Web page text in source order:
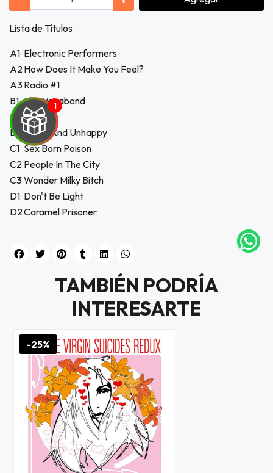
Lista de Títulos
A1 Electronic Performers
A2How Does It Make You Feel?
A3Radio #1
B1 The Vagabond
B2
Radian
B3 Lucky And Unhappy
C1 Sex Born Poison
C2 People In The City
C3Wonder Milky Bitch
D1 Don't Be Light
D2Caramel Prisoner
TAMBIÉN PODRÍA
INTERESARTE
-25%